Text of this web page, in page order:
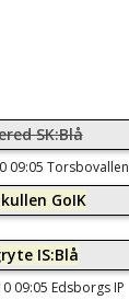
SK:Blå
09:05 Torsbovallen
plan)GoIK
IS:Blå
09:05 Edsborgs IP